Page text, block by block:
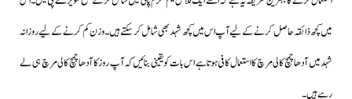
میں کچھ ذائقہ حاصل کرنے کے لیے آپ اس میں کچھ شہد بھی شامل کر سکتے ہیں۔وزن کم کرنے کے لیے روزانہ
شہد میں آدھا چمچ کالی مرچ کا استعمال کافی ہوتا ہے اس بات کو یقینی بنائیں کہ آپ روز کا آدھا چمچ کالی مرچ ہی لے
رہے ہیں۔